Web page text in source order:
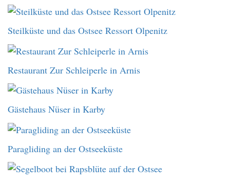
Steilküste und das Ostsee Ressort Olpenitz
Restaurant Zur Schleiperle in Arnis
Gästehaus Nüser in Karby
Paragliding an der Ostseeküste